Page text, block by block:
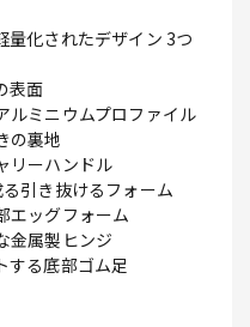
量化されたデザイン 3つ
表面
ルミニウムプロファイル
の裏地
リーハンドル
引き抜けるフォーム
エッグフォーム
金属製ヒンジ
する底部ゴム足